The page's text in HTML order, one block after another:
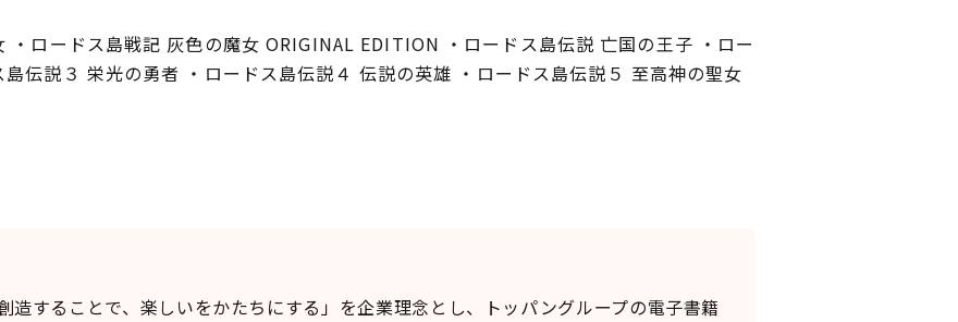
・ロードス島戦記 灰色の魔女 ORIGINAL EDITION ・ロードス島伝説 亡国の王子 ・ロー
伝説３ 栄光の勇者 ・ロードス島伝説４ 伝説の英雄 ・ロードス島伝説５ 至高神の聖女
することで、楽しいをかたちにする」を企業理念とし、トッパングループの電子書籍